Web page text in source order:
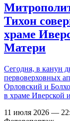
Тихон
храме
Матери
Сегодня, в канун
первоверховных
Орловский и
в храме Иверской
11 июля 2026 —